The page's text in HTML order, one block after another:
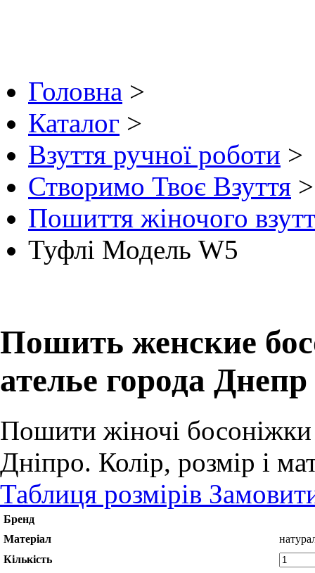
Головна >
Каталог >
Взуття ручної роботи >
Створимо Твоє Взуття
Пошиття жіночого
Туфлі Модель W5
Пошить женские
ателье города Днепр
Пошити жіночі босоніжки
Дніпро. Колір, розмір і
Таблиця розмірів
Бренд
Матеріал
Кількість